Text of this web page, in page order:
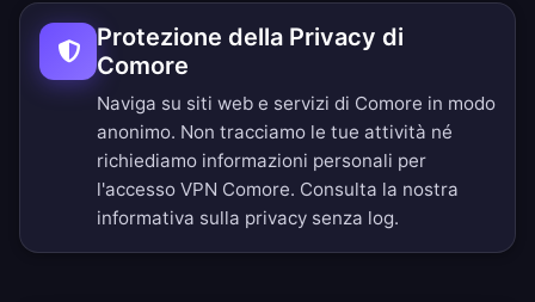
Protezione della Privacy di
Comore
Naviga su siti web e servizi di Comore in modo
anonimo. Non tracciamo le tue attività né
richiediamo informazioni personali per
l'accesso VPN Comore. Consulta la nostra
informativa sulla privacy senza log.